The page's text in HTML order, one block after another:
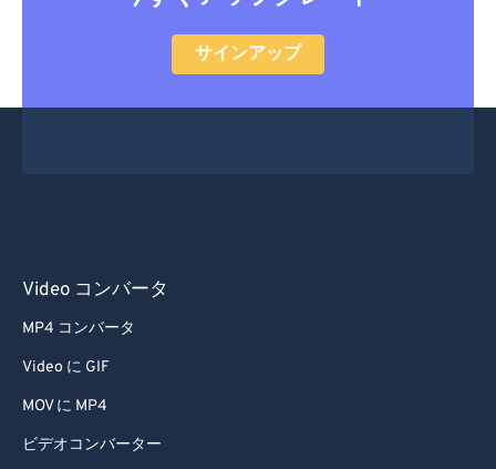
サインアップ
Video コンバータ
MP4 コンバータ
Video に GIF
MOV に MP4
ビデオコンバーター